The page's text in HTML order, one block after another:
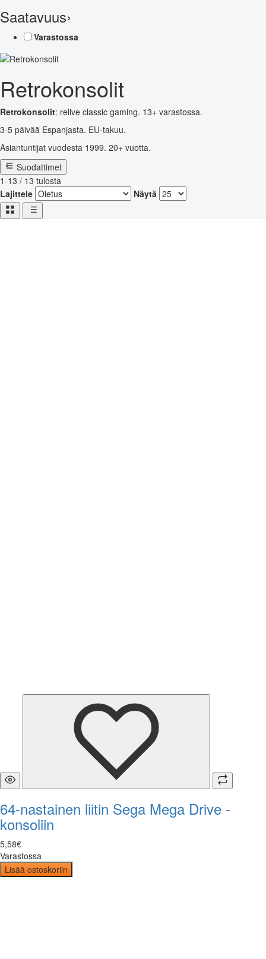
Saatavuus›
Varastossa
Retrokonsolit
Retrokonsolit: relive classic gaming. 13+ varastossa.
3-5 päivää Espanjasta. EU-takuu.
Asiantuntijat vuodesta 1999. 20+ vuotta.
Suodattimet
1-13 / 13 tulosta
Lajittele
Näytä
64-nastainen liitin Sega Mega Drive -
konsoliin
5,58€
Varastossa
Lisää ostoskoriin